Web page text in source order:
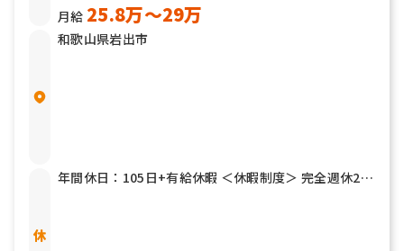
月給 25.8万〜29万
和歌山県岩出市
年間休日：105日+有給休暇 ＜休暇制度＞ 完全週休2日